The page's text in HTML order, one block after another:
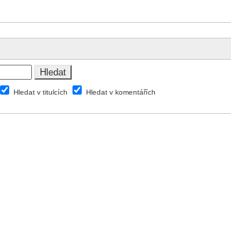
Hledat v titulcích
Hledat v komentářích